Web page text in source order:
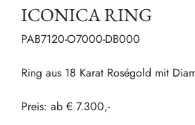
ICONICA RING
PAB7120-O7000-DB000
Ring aus 18 Karat Roségold mit
Preis: ab € 7.300,-